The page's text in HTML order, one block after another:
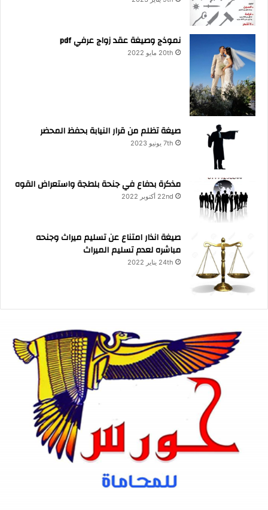
نموذج وصيغة عقد زواج عرفي pdf
20th مايو 2022
صيغة تظلم من قرار النيابة بحفظ المحضر
7th يونيو 2023
مذكرة بدفاع في جنحة بلطجة واستعراض القوه
22nd أكتوبر 2022
صيغة انذار امتناع عن تسليم ميراث وجنحه
مباشره لعدم تسليم الميراث
24th يناير 2022